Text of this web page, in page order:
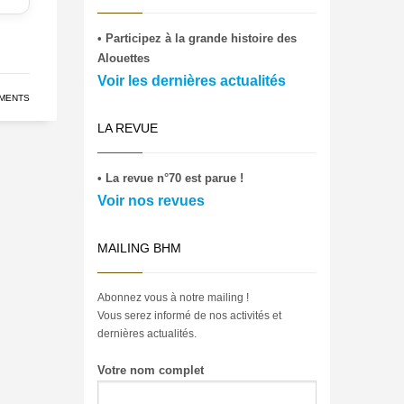
• Participez à la grande histoire des
Alouettes
Voir les dernières actualités
LA REVUE
• La revue n°70 est parue !
Voir nos revues
MAILING BHM
Abonnez vous à notre mailing !
Vous serez informé de nos activités et
dernières actualités.
Votre nom complet